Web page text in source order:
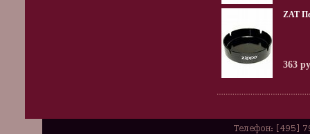
ZAT
363